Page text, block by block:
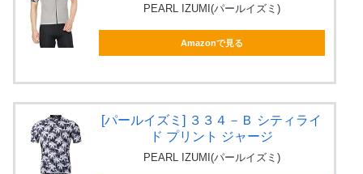
PEARL IZUMI(パールイズミ)
Amazonで見る
[パールイズミ] ３３４－Ｂ シティライ
ド プリント ジャージ
PEARL IZUMI(パールイズミ)